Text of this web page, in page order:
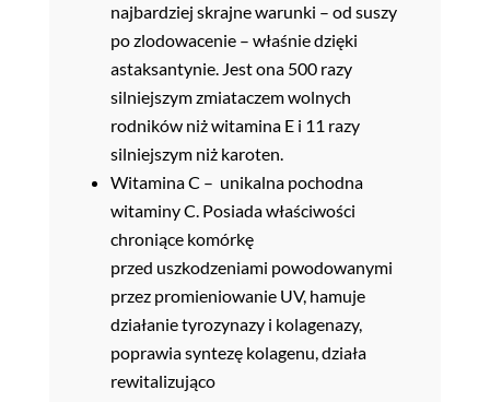
najbardziej skrajne warunki – od suszy
po zlodowacenie – właśnie dzięki
astaksantynie. Jest ona 500 razy
silniejszym zmiataczem wolnych
rodników niż witamina E i 11 razy
silniejszym niż karoten.
Witamina C – unikalna pochodna
witaminy C. Posiada właściwości
chroniące komórkę
przed uszkodzeniami powodowanymi
przez promieniowanie UV, hamuje
działanie tyrozynazy i kolagenazy,
poprawia syntezę kolagenu, działa
rewitalizująco